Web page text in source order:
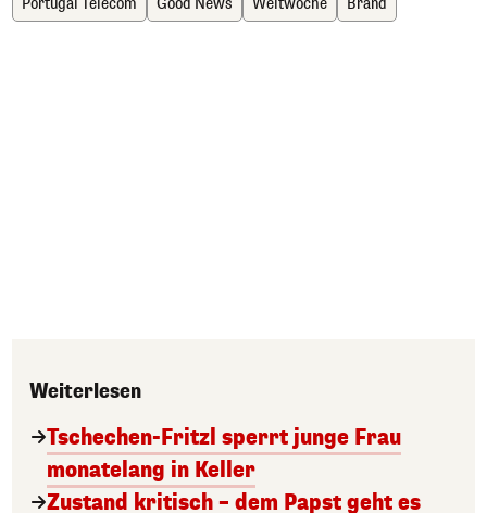
Weiterlesen
Tschechen-Fritzl sperrt junge Frau
monatelang in Keller
Zustand kritisch – dem Papst geht es